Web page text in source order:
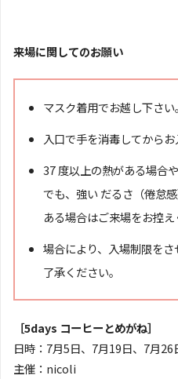
来場に関してのお願い
マスク着用でお越し下さい。
入口で手を消毒してからお
37 度以上の熱がある場合
でも、強い だるさ（倦怠
ある場合はご来場をお控え
場合により、入場制限を
了承ください。
［5days コーヒーとめがね］
日時：7月5日、7月19日、7月
主催：nicoli